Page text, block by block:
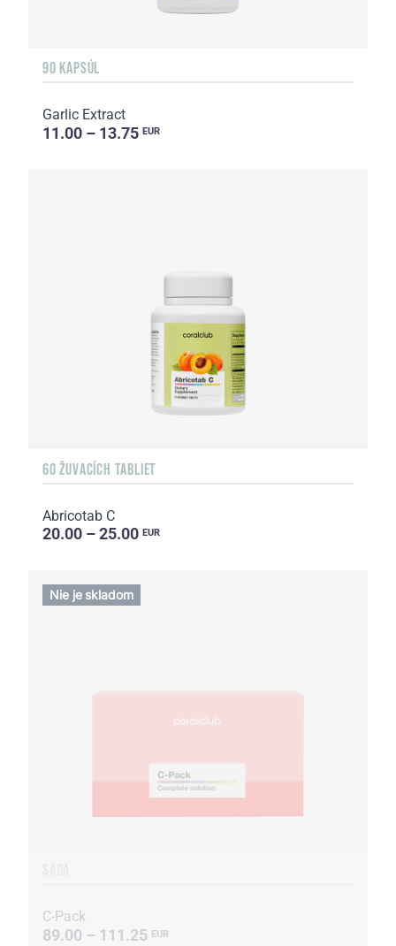
90 KAPSÚL
Garlic Extract
11.00 – 13.75 EUR
60 ŽUVACÍCH TABLIET
Abricotab C
20.00 – 25.00 EUR
C-Pack
89.00 – 111.25 EUR
Nie je skladom